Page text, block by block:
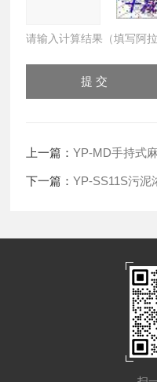
请输入计算结果（填写阿
上一篇：YP-MD手持式
下一篇：YP-SS11S污泥